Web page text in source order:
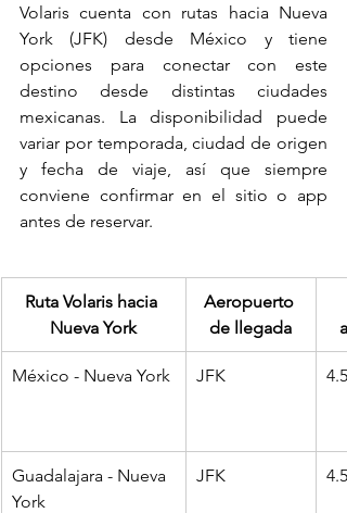
Volaris cuenta con rutas hacia Nueva
York (JFK) desde México y tiene
opciones para conectar con este
destino desde distintas ciudades
mexicanas. La disponibilidad puede
variar por temporada, ciudad de origen
y fecha de viaje, así que siempre
conviene confirmar en el sitio o app
antes de reservar.
Ruta Volaris hacia
Nueva York
Aeropuerto
de llegada
México - Nueva York JFK
Guadalajara - Nueva
York
JFK